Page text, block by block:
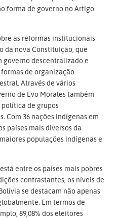
forma de governo no Artigo
as reformas institucionais
da nova Constituição, que
governo descentralizado e
de organização
Através de vários
de Evo Morales também
de grupos
Com 36 nações indígenas em
países mais diversos da
populações indígenas e
entre os países mais pobres
contrastantes, os níveis de
se destacam não apenas
Em termos de
89,08% dos eleitores